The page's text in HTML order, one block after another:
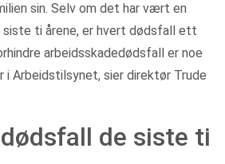
sin. Selv om det har vært en
siste ti årene, er hvert dødsfall ett
arbeidsskadedødsfall er noe
Arbeidstilsynet, sier direktør Trude
de siste ti